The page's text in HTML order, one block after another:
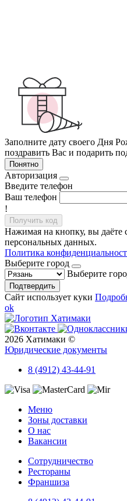
Заполните дату своего Дня
поздравить Вас и подарить
Понятно
Авторизация
Введите телефон
Ваш телефон
!
Получить код
Нажимая на кнопку, вы даёте
персональных данных.
Политика
Выберите город
Выберите
Подтвердить
Сайт использует куки
ok
2026 Хатимаки ©
Юридические документы
8 (4912) 43-44-91
Меню
Зоны доставки
О нас
Вакансии
Сотрудничество
Рестораны
Франшиза